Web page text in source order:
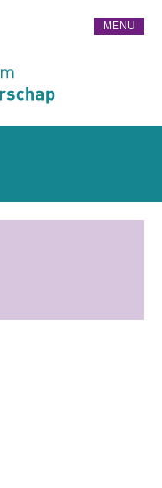
MENU